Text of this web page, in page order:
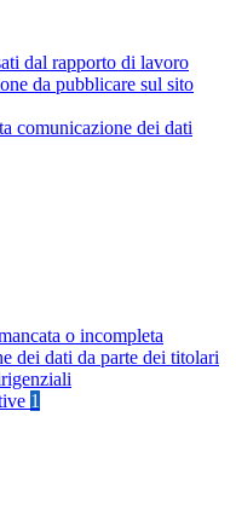
dal rapporto di lavoro
da pubblicare sul sito
comunicazione dei dati
o incompleta
dei dati da parte dei titolari
1